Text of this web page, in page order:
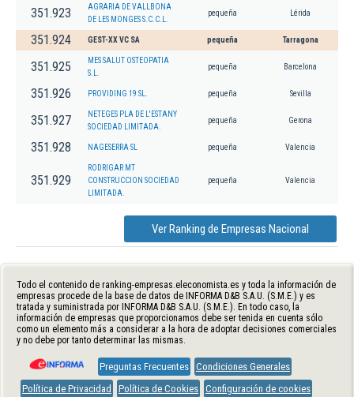
351.923
AGRARIA DE VALLBONA
DE LES MONGES S.C.C.L.
pequeña Lérida
351.924 GEST-XX VC SA pequeña Tarragona
351.925
MES SALUT OSTEOPATIA
S.L.
pequeña Barcelona
351.926 PROVIDING 19 SL. pequeña Sevilla
351.927
NETEGES PLA DE L'ESTANY
SOCIEDAD LIMITADA.
pequeña Gerona
351.928 NAGESERRA SL pequeña Valencia
351.929
RODRIGAR MT
CONSTRUCCION SOCIEDAD
LIMITADA.
pequeña Valencia
Ver Ranking de Empresas Nacional
Todo el contenido de ranking-empresas.eleconomista.es y toda la información de
empresas procede de la base de datos de INFORMA D&B S.A.U. (S.M.E.) y es
tratada y suministrada por INFORMA D&B S.A.U. (S.M.E.). En todo caso, la
información de empresas que proporcionamos debe ser tenida en cuenta sólo
como un elemento más a considerar a la hora de adoptar decisiones comerciales
y no debe por tanto determinar las mismas.
Preguntas Frecuentes Condiciones Generales
Política de Privacidad
Política de Cookies Configuración de cookies